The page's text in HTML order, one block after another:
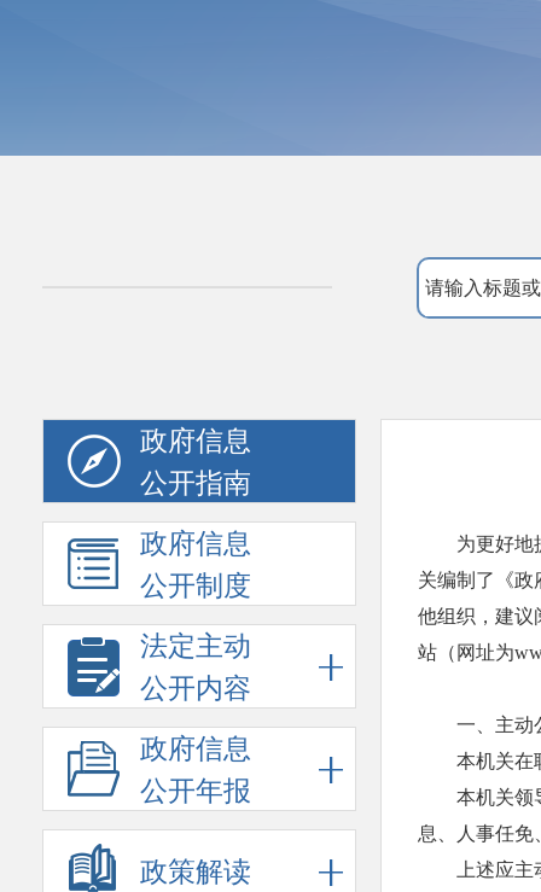
政府信息
公开指南
政府信息
公开制度
法定主动
公开内容
政府信息
公开年报
政策解读
为更好地
关编制了《政
他组织，建议
站（网址为
一、主动
本机关在
本机关领
息、人事任免
上述应